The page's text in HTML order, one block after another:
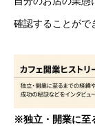
確認することがで
※独立・開業に至